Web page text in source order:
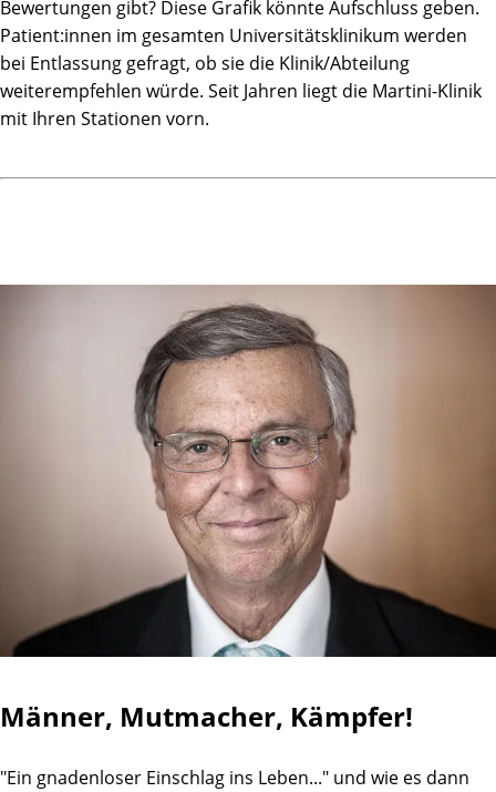
zugewandt kommuniziert.
Der Mittelpunkt für jeden im Team ist der Patient.
Das wird, wie leider so oft, nicht nur in Leitlinien
geschrieben, sondern in der Martini-Klinik auch gelebt.
einer guten Behandlung und Versorgung im Krankenhaus.
Alles das gibt es in der heutigen Krankenhauslandschaft
eigentlich nicht mehr.
Bewertungen gibt? Diese Grafik könnte Aufschluss geben.
Patient:innen im gesamten Universitätsklinikum werden
bei Entlassung gefragt, ob sie die Klinik/Abteilung
weiterempfehlen würde. Seit Jahren liegt die Martini-Klinik
mit Ihren Stationen vorn.
Männer, Mutmacher, Kämpfer!
"Ein gnadenloser Einschlag ins Leben..." und wie es dann